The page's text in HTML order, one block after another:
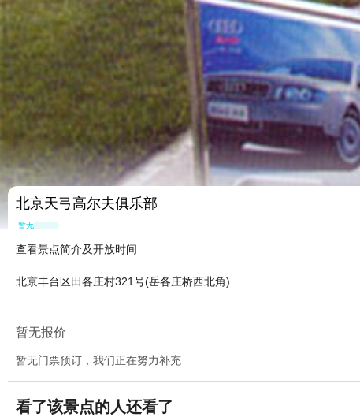
北京天弓高尔夫俱乐部
暂无点评
查看景点简介及开放时间
北京丰台区田各庄村321号(岳各庄桥西北角)
暂无报价
暂无门票预订，我们正在努力补充
看了该景点的人还看了